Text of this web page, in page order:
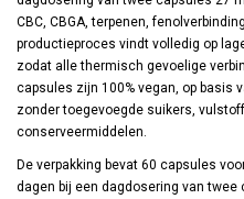
CBC, CBGA, terpenen,
productieproces vindt volledig op
zodat alle thermisch gevoelige
capsules zijn 100% vegan, op basis
zonder toegevoegde suikers,
conserveermiddelen.
De verpakking bevat 60 capsules
dagen bij een dagdosering van